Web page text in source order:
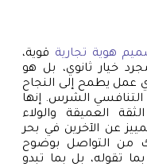
هوية تجارية قوية،
خيار ثانوي، بل هو
عمل يطمح إلى النجاح
التنافسي الشرس. إنها
العميقة والولاء
عن الآخرين في بحر
من التواصل بوضوح
تقوله، بل بما تبدو